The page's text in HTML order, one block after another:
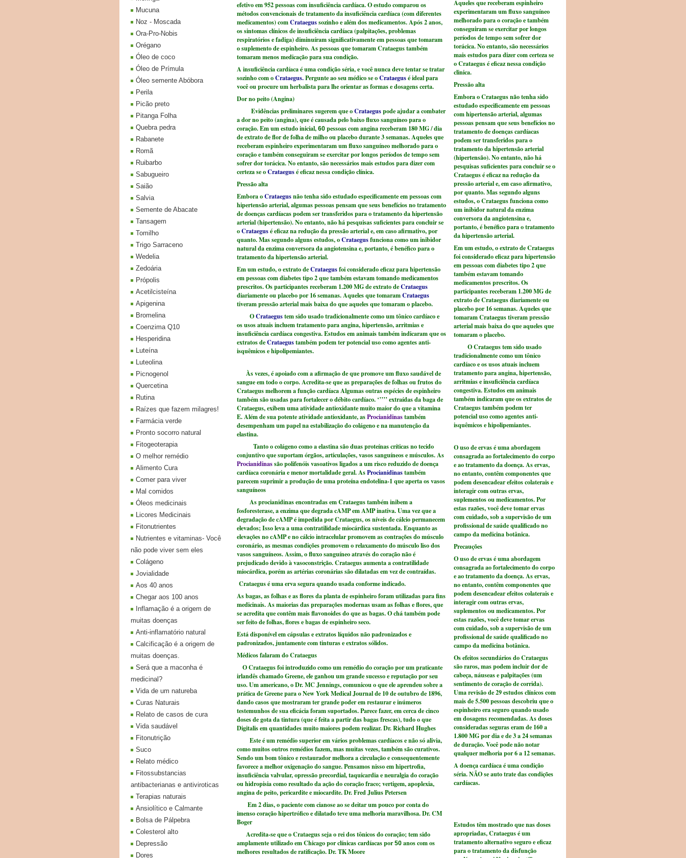
efetivo em 952 pessoas com insuficiência cardíaca. O estudo comparou os
métodos convencionais de tratamento da insuficiência cardíaca (com diferentes
medicamentos) comCrataegussozinho e além dos medicamentos. Após 2 anos,
os sintomas clínicos de insuficiência cardíaca (palpitações, problemas
respiratórios e fadiga) diminuíram significativamente em pessoas que tomaram
o suplemento de espinheiro. As pessoas que tomaram Crataegus também
tomaram menos medicação para sua condição.
A insuficiência cardíaca é uma condição séria, e você nunca deve tentar se tratar
sozinho com oCrataegus.Pergunte ao seu médico se oCrataegusé ideal para
você ou procure um herbalista para lhe orientar as formas e dosagens certa.
Dor no peito (Angina)
Evidências preliminares sugerem que oCrataeguspode ajudar a combater
a dor no peito (angina), que é causada pelo baixo fluxo sanguíneo para o
coração. Em um estudo inicial, 60 pessoas com angina receberam 180 MG / dia
de extrato de flor de folha de milho ou placebo durante 3 semanas. Aqueles que
receberam espinheiro experimentaram um fluxo sanguíneo melhorado para o
coração e também conseguiram se exercitar por longos períodos de tempo sem
sofrer dor torácica. No entanto, são necessários mais estudos para dizer com
certeza se oCrataegusé eficaz nessa condição clínica.
Pressão alta
Embora oCrataegusnão tenha sido estudado especificamente em pessoas com
hipertensão arterial, algumas pessoas pensam que seus benefícios no tratamento
de doenças cardíacas podem ser transferidos para o tratamento da hipertensão
arterial (hipertensão). No entanto, não há pesquisas suficientes para concluir se
oCrataegusé eficaz na redução da pressão arterial e, em caso afirmativo, por
quanto. Mas segundo alguns estudos, oCrataegusfunciona como um inibidor
natural da enzima conversora da angiotensina e, portanto, é benéfico para o
tratamento da hipertensão arterial.
Em um estudo, o extrato deCrataegusfoi considerado eficaz para hipertensão
em pessoas com diabetes tipo 2 que também estavam tomando medicamentos
prescritos. Os participantes receberam 1.200 MG de extrato deCrataegus
diariamente ou placebo por 16 semanas. Aqueles que tomaramCrataegus
tiveram pressão arterial mais baixa do que aqueles que tomaram o placebo.
OCrataegustem sido usado tradicionalmente como um tônico cardíaco e
os usos atuais incluem tratamento para angina, hipertensão, arritmias e
insuficiência cardíaca congestiva. Estudos em animais também indicaram que os
extratos deCrataegustambém podem ter potencial uso como agentes anti-
isquêmicos e hipolipemiantes.
Às vezes, é apoiado com a afirmação de que promove um fluxo saudável de
sangue em todo o corpo. Acredita-se que as preparações de folhas ou frutos do
Crataegus melhorem a função cardíaca Algumas outras espécies de espinheiro
também são usadas para fortalecer o débito cardíaco. ‘’’’’ extraídas da baga de
Crataegus, exibem uma atividade antioxidante muito maior do que a vitamina
E. Além de sua potente atividade antioxidante, asProcianidinastambém
desempenham um papel na estabilização do colágeno e na manutenção da
elastina.
Tanto o colágeno como a elastina são duas proteínas críticas no tecido
conjuntivo que suportam órgãos, articulações, vasos sanguíneos e músculos. As
Procianidinassão polifenóis vasoativos ligados a um risco reduzido de doença
cardíaca coronária e menor mortalidade geral. AsProcianidinastambém
parecem suprimir a produção de uma proteína endotelina-1 que aperta os vasos
sanguíneos
As procianidinas encontradas em Crataegus também inibem a
fosforesterase, a enzima que degrada cAMP em AMP inativa. Uma vez que a
degradação de cAMP é impedida por Crataegus, os níveis de cálcio permanecem
elevados; Isso leva a uma contratilidade miocárdica sustentada. Enquanto as
elevações no cAMP e no cálcio intracelular promovem as contrações do músculo
coronário, as mesmas condições promovem o relaxamento do músculo liso dos
vasos sanguíneos. Assim, o fluxo sanguíneo através do coração não é
prejudicado devido à vasoconstrição. Crataegus aumenta a contratilidade
miocárdica, porém as artérias coronárias são dilatadas em vez de contraídas.
Crataegus é uma erva segura quando usada conforme indicado.
As bagas, as folhas e as flores da planta de espinheiro foram utilizadas para fins
medicinais. As maiorias das preparações modernas usam as folhas e flores, que
se acredita que contêm mais flavonoides do que as bagas. O chá também pode
ser feito de folhas, flores e bagas de espinheiro seco.
Está disponível em cápsulas e extratos líquidos não padronizados e
padronizados, juntamente com tinturas e extratos sólidos.
Médicos falaram do Crataegus
O Crataegus foi introduzido como um remédio do coração por um praticante
irlandês chamado Greene, ele ganhou um grande sucesso e reputação por seu
uso. Um americano, o Dr. MC Jennings, comunicou o que ele aprendeu sobre a
prática de Greene para o New York Medical Journal de 10 de outubro de 1896,
dando casos que mostraram ter grande poder em restaurar e inúmeros
testemunhos de sua eficácia foram suportados. Parece fazer, em cerca de cinco
doses de gota da tintura (que é feita a partir das bagas frescas), tudo o que
Digitalis em quantidades muito maiores podem realizar. Dr. Richard Hughes
Este é um remédio superior em vários problemas cardíacos e não só alivia,
como muitos outros remédios fazem, mas muitas vezes, também são curativos.
Sendo um bom tônico e restaurador melhora a circulação e consequentemente
favorece a melhor oxigenação do sangue. Pensamos nisso em hipertrofia,
insuficiência valvular, opressão precordial, taquicardia e neuralgia do coração
ou hidropisia como resultado da ação do coração fraco; vertigem, apoplexia,
angina de peito, pericardite e miocardite. Dr. Fred Julius Petersen
Em 2 dias, o paciente com cianose ao se deitar um pouco por conta do
imenso coração hipertrófico e dilatado teve uma melhoria maravilhosa. Dr. CM
Boger
Acredita-se que o Crataegus seja o rei dos tônicos do coração; tem sido
amplamente utilizado em Chicago por clínicas cardíacas por 50 anos com os
melhores resultados de ratificação. Dr. TK Moore
Aqueles que receberam espinheiro
experimentaram um fluxo sanguíneo
melhorado para o coração e também
conseguiram se exercitar por longos
períodos de tempo sem sofrer dor
torácica. No entanto, são necessários
mais estudos para dizer com certeza se
o Crataegus é eficaz nessa condição
clinica.
Pressão alta
Embora o Crataegus não tenha sido
estudado especificamente em pessoas
com hipertensão arterial, algumas
pessoas pensam que seus benefícios no
tratamento de doenças cardíacas
podem ser transferidos para o
tratamento da hipertensão arterial
(hipertensão). No entanto, não há
pesquisas suficientes para concluir se o
Crataegus é eficaz na redução da
pressão arterial e, em caso afirmativo,
por quanto. Mas segundo alguns
estudos, o Crataegus funciona como
um inibidor natural da enzima
conversora da angiotensina e,
portanto, é benéfico para o tratamento
da hipertensão arterial.
Em um estudo, o extrato de Crataegus
foi considerado eficaz para hipertensão
em pessoas com diabetes tipo 2 que
também estavam tomando
medicamentos prescritos. Os
participantes receberam 1.200 MG de
extrato de Crataegus diariamente ou
placebo por 16 semanas. Aqueles que
tomaram Crataegus tiveram pressão
arterial mais baixa do que aqueles que
tomaram o placebo.
O Crataegus tem sido usado
tradicionalmente como um tônico
cardíaco e os usos atuais incluem
tratamento para angina, hipertensão,
arritmias e insuficiência cardíaca
congestiva. Estudos em animais
também indicaram que os extratos de
Crataegus também podem ter
potencial uso como agentes anti-
isquêmicos e hipolipemiantes.
O uso de ervas é uma abordagem
consagrada ao fortalecimento do corpo
e ao tratamento da doença. As ervas,
no entanto, contêm componentes que
podem desencadear efeitos colaterais e
interagir com outras ervas,
suplementos ou medicamentos. Por
estas razões, você deve tomar ervas
com cuidado, sob a supervisão de um
profissional de saúde qualificado no
campo da medicina botânica.
Precauções
O uso de ervas é uma abordagem
consagrada ao fortalecimento do corpo
e ao tratamento da doença. As ervas,
no entanto, contêm componentes que
podem desencadear efeitos colaterais e
interagir com outras ervas,
suplementos ou medicamentos. Por
estas razões, você deve tomar ervas
com cuidado, sob a supervisão de um
profissional de saúde qualificado no
campo da medicina botânica.
Os efeitos secundários do Crataegus
são raros, mas podem incluir dor de
cabeça, náuseas e palpitações (um
sentimento de coração de corrida).
Uma revisão de 29 estudos clínicos com
mais de 5.500 pessoas descobriu que o
espinheiro era seguro quando usado
em dosagens recomendadas. As doses
consideradas seguras eram de 160 a
1.800 MG por dia e de 3 a 24 semanas
de duração. Você pode não notar
qualquer melhoria por 6 a 12 semanas.
A doença cardíaca é uma condição
séria. NÃO se auto trate das condições
cardíacas.
Estudos têm mostrado que nas doses
apropriadas, Crataegus é um
tratamento alternativo seguro e eficaz
para o tratamento da disfunção
Mucuna
Noz - Moscada
Ora-Pro-Nobis
Orégano
Óleo de coco
Óleo de Prímula
Óleo semente Abóbora
Perila
Picão preto
Pitanga Folha
Quebra pedra
Rabanete
Romã
Ruibarbo
Sabugueiro
Saião
Salvia
Semente de Abacate
Tansagem
Tomilho
Trigo Sarraceno
Wedelia
Zedoária
Própolis
Acetilcisteína
Apigenina
Bromelina
Coenzima Q10
Hesperidina
Luteína
Luteolina
Picnogenol
Quercetina
Rutina
Raízes que fazem milagres!
Farmácia verde
Pronto socorro natural
Fitogeoterapia
O melhor remédio
Alimento Cura
Comer para viver
Mal comidos
Óleos medicinais
Licores Medicinais
Fitonutrientes
Nutrientes e vitaminas- Você
não pode viver sem eles
Colágeno
Jovialidade
Aos 40 anos
Chegar aos 100 anos
Inflamação é a origem de
muitas doenças
Anti-inflamatório natural
Calcificação é a origem de
muitas doenças.
Será que a maconha é
medicinal?
Vida de um natureba
Curas Naturais
Relato de casos de cura
Vida saudável
Fitonutrição
Suco
Relato médico
Fitossubstancias
antibacterianas e antiviroticas
Terapias naturais
Ansiolítico e Calmante
Bolsa de Pálpebra
Colesterol alto
Depressão
Dores